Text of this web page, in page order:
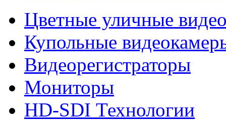
Цветные уличные
Купольные
Видеорегистраторы
Мониторы
HD-SDI Технологии